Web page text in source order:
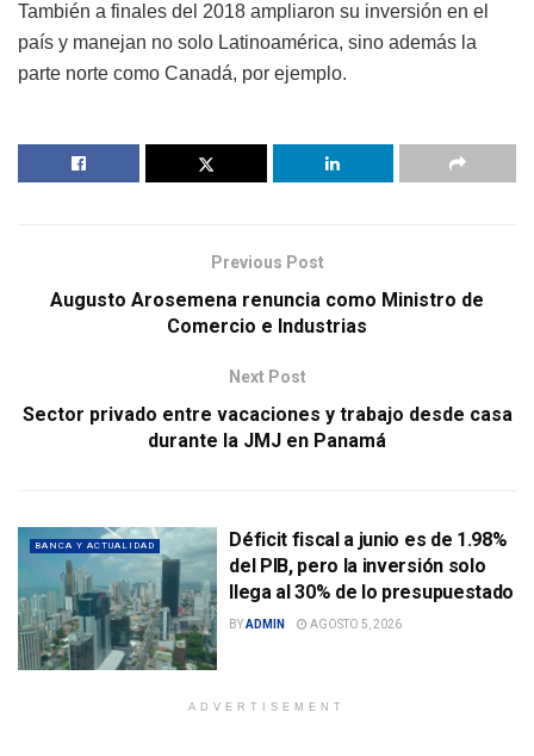
También a finales del 2018 ampliaron su inversión en el
país y manejan no solo Latinoamérica, sino además la
parte norte como Canadá, por ejemplo.
Previous Post
Augusto Arosemena renuncia como Ministro de
Comercio e Industrias
Next Post
Sector privado entre vacaciones y trabajo desde casa
durante la JMJ en Panamá
BANCA Y ACTUALIDAD
Déficit fiscal a junio es de 1.98%
del PIB, pero la inversión solo
llega al 30% de lo presupuestado
BYADMIN AGOSTO 5, 2026
ADVERTISEMENT